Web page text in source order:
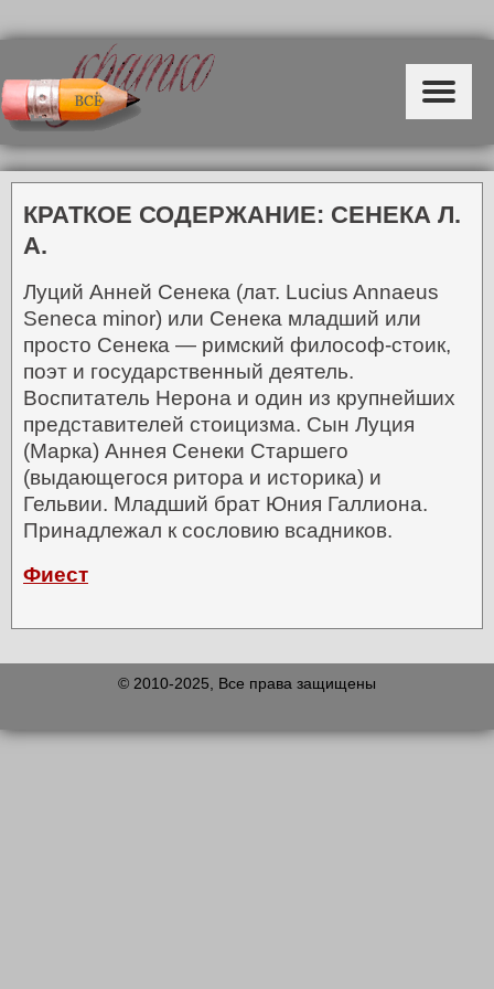
КРАТКОЕ СОДЕРЖАНИЕ: СЕНЕКА Л.
А.
Луций Анней Сенека (лат. Lucius Annaeus
Seneca minor) или Сенека младший или
просто Сенека — римский философ-стоик,
поэт и государственный деятель.
Воспитатель Нерона и один из крупнейших
представителей стоицизма. Сын Луция
(Марка) Аннея Сенеки Старшего
(выдающегося ритора и историка) и
Гельвии. Младший брат Юния Галлиона.
Принадлежал к сословию всадников.
Фиест
© 2010-2025, Все права защищены